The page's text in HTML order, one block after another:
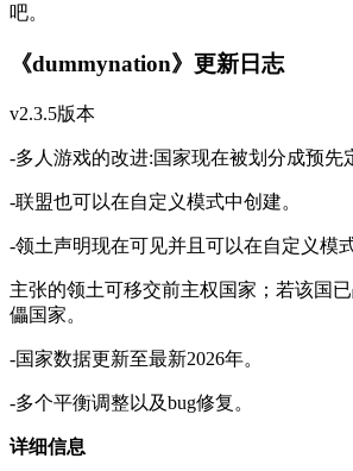
吧。
《dummynation》更新日志
v2.3.5版本
-多人游戏的改进:国家现在被划分成预先
-联盟也可以在自定义模式中创建。
-领土声明现在可见并且可以在自定义模
主张的领土可移交前主权国家；若该国
儡国家。
-国家数据更新至最新2026年。
-多个平衡调整以及bug修复。
详细信息